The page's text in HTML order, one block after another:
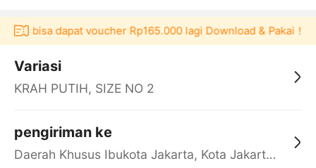
bisa dapat voucher Rp165.000 lagi Download & Pakai！
Variasi
KRAH PUTIH, SIZE NO 2
pengiriman ke
Daerah Khusus Ibukota Jakarta, Kota Jakarta Barat, Cengkareng, yy